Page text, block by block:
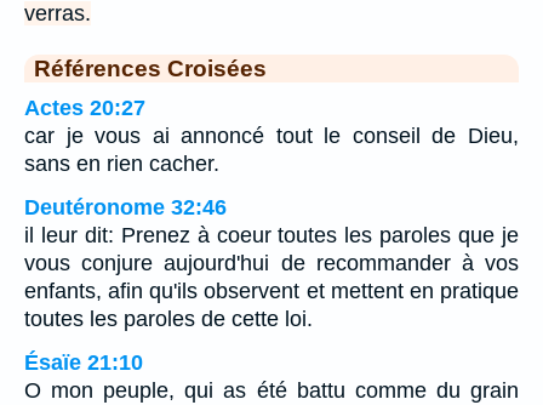
verras.
Références Croisées
Actes 20:27
car je vous ai annoncé tout le conseil de Dieu,
sans en rien cacher.
Deutéronome 32:46
il leur dit: Prenez à coeur toutes les paroles que je
vous conjure aujourd'hui de recommander à vos
enfants, afin qu'ils observent et mettent en pratique
toutes les paroles de cette loi.
Ésaïe 21:10
O mon peuple, qui as été battu comme du grain